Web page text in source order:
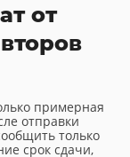
от
примерная
отправки
только
срок сдачи,